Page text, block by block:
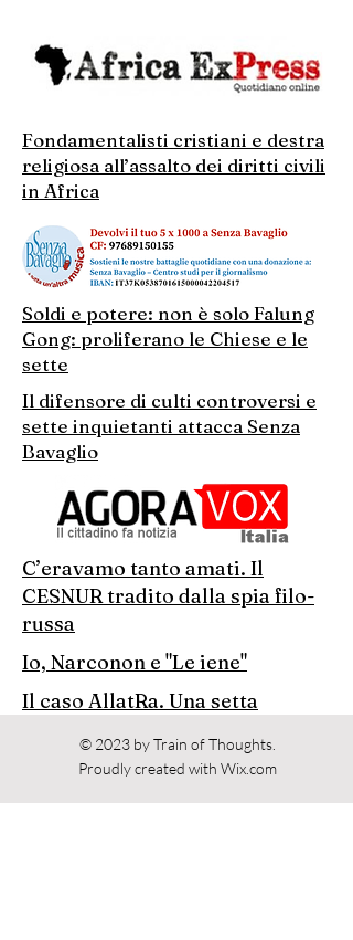
Fondamentalisti cristiani e destra
religiosa all’assalto dei diritti civili
in Africa
Soldi e potere: non è solo Falung
Gong: proliferano le Chiese e le
sette
Il difensore di culti controversi e
sette inquietanti attacca Senza
Bavaglio
C’eravamo tanto amati. Il
CESNUR tradito dalla spia filo-
russa
Io, Narconon e "Le iene"
Il caso AllatRa. Una setta
© 2023 by Train of Thoughts.
Proudly created with Wix.com